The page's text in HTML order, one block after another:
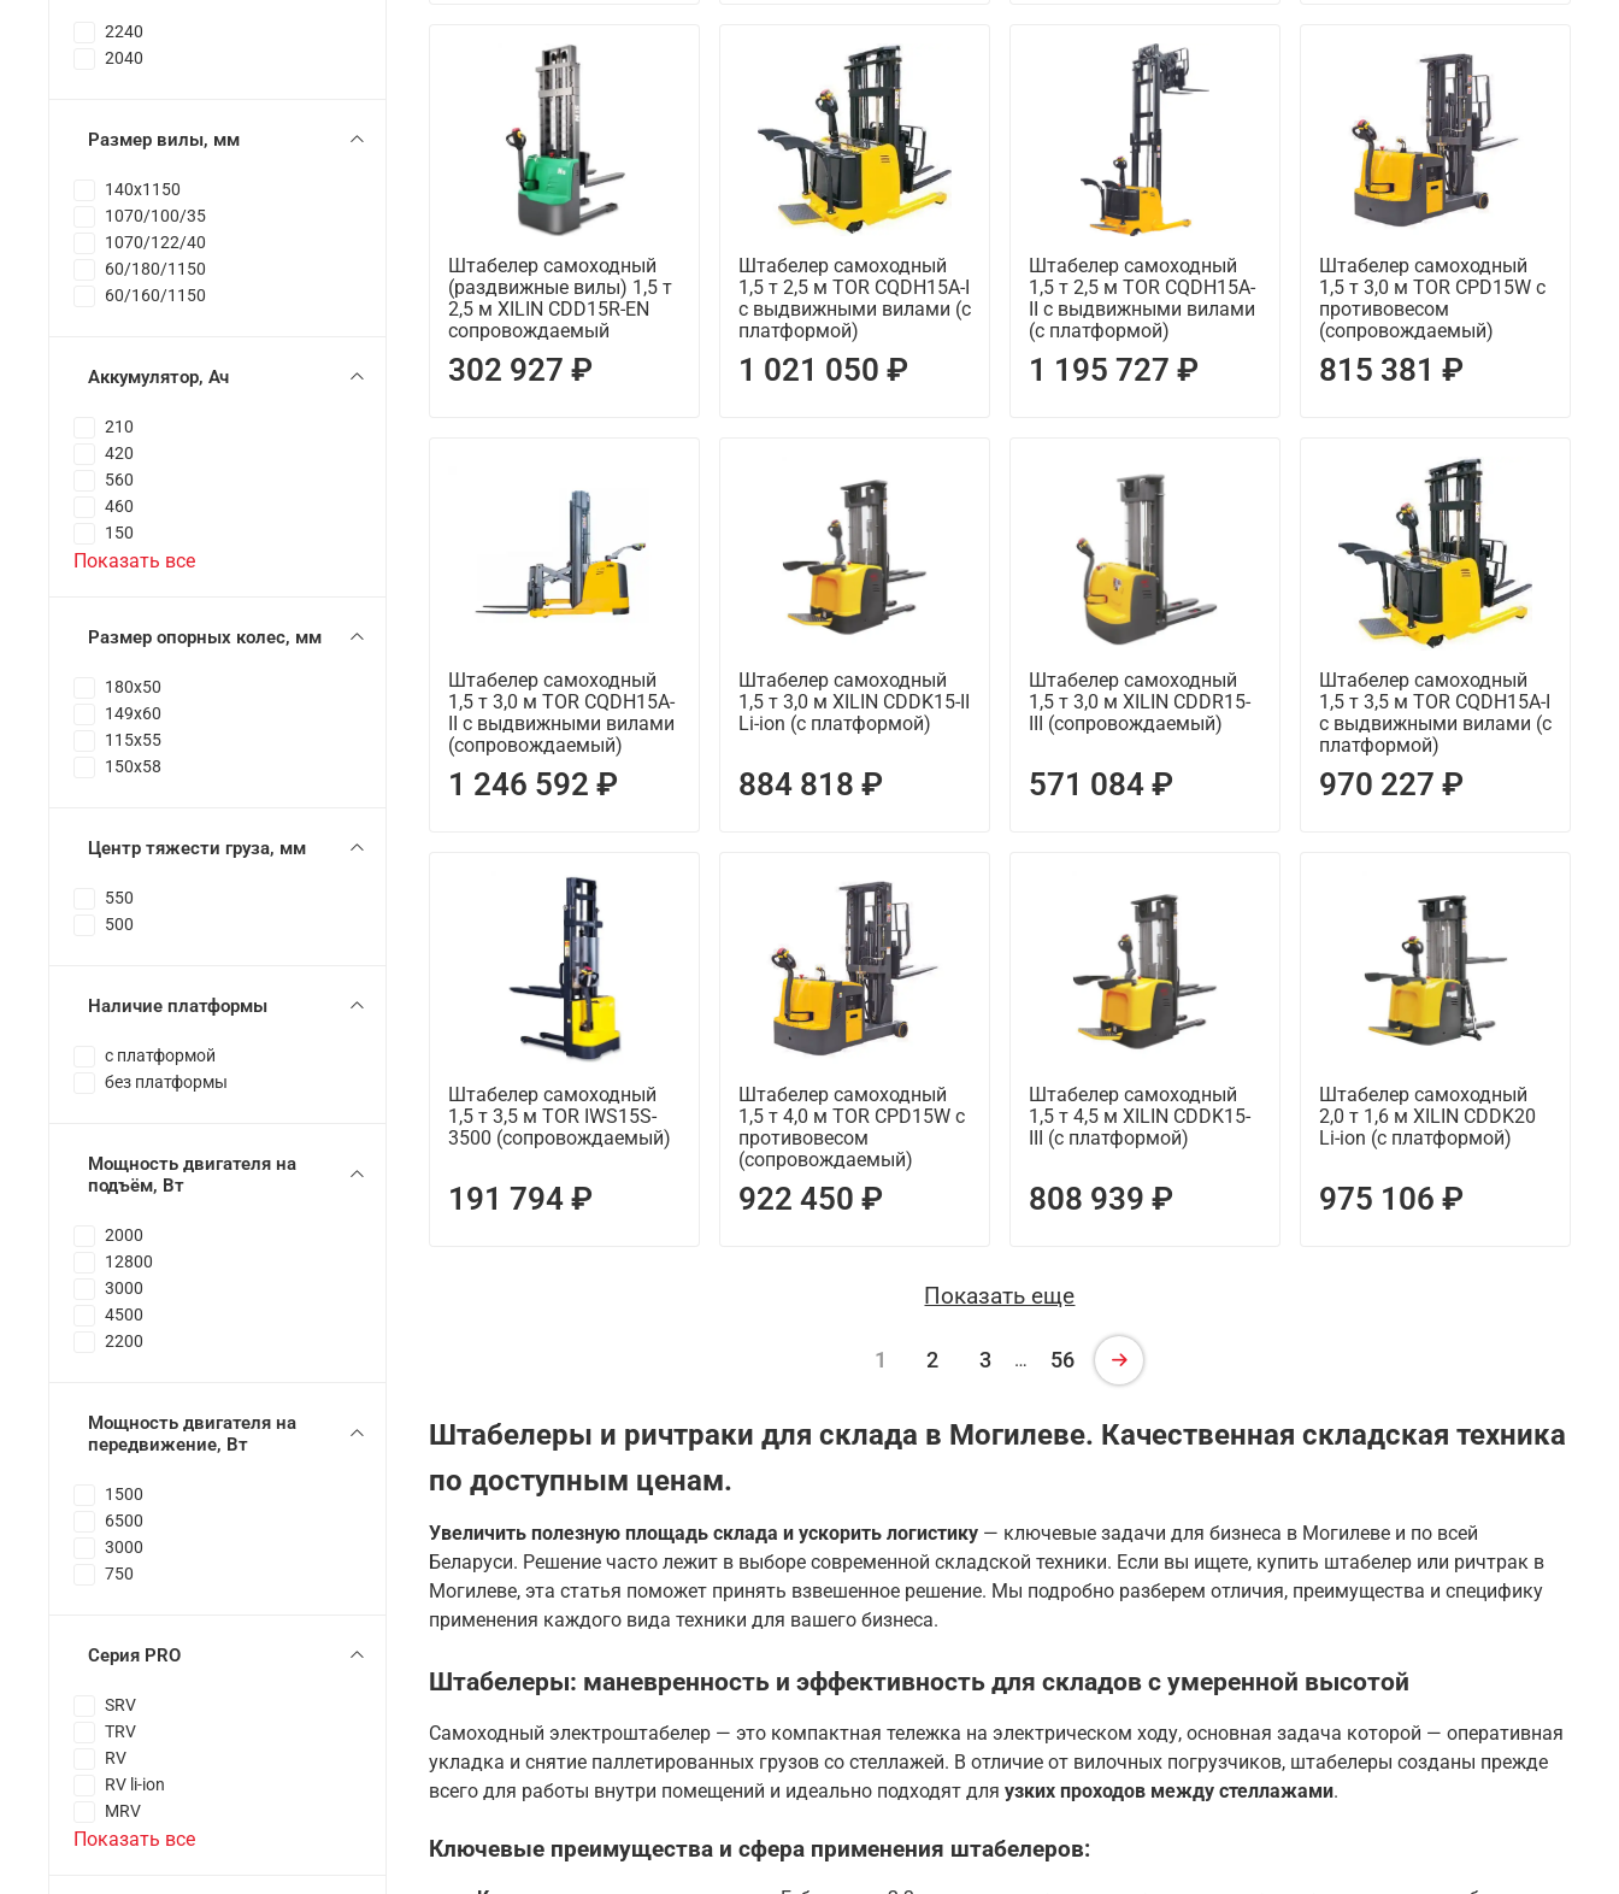
Штабелер самоходный
(раздвижные вилы) 1,5 т
2,5 м XILIN CDD15R-EN
сопровождаемый
302 927 ₽
Штабелер самоходный
1,5 т 2,5 м TOR CQDH15A-I
с выдвижными вилами (c
платформой)
1 021 050 ₽
Штабелер самоходный
1,5 т 2,5 м TOR CQDH15A-
II с выдвижными вилами
(с платформой)
1 195 727 ₽
Штабелер самоходный
1,5 т 3,0 м TOR CPD15W с
противовесом
(сопровождаемый)
815 381 ₽
Штабелер самоходный
1,5 т 3,0 м TOR CQDH15A-
II с выдвижными вилами
(сопровождаемый)
1 246 592 ₽
Штабелер самоходный
1,5 т 3,0 м XILIN CDDK15-II
Li-ion (с платформой)
884 818 ₽
Штабелер самоходный
1,5 т 3,0 м XILIN CDDR15-
III (сопровождаемый)
571 084 ₽
Штабелер самоходный
1,5 т 3,5 м TOR CQDH15A-I
с выдвижными вилами (c
платформой)
970 227 ₽
Штабелер самоходный
1,5 т 3,5 м TOR IWS15S-
3500 (сопровождаемый)
191 794 ₽
Штабелер самоходный
1,5 т 4,0 м TOR CPD15W с
противовесом
(сопровождаемый)
922 450 ₽
Штабелер самоходный
1,5 т 4,5 м XILIN CDDK15-
III (с платформой)
808 939 ₽
Штабелер самоходный
2,0 т 1,6 м XILIN CDDK20
Li-ion (с платформой)
975 106 ₽
Показать еще
1 2 3 … 56
Штабелеры и ричтраки для склада в Могилеве. Качественная складская техника
по доступным ценам.
Увеличить полезную площадь склада и ускорить логистику— ключевые задачи для бизнеса в Могилеве и по всей
Беларуси. Решение часто лежит в выборе современной складской техники. Если вы ищете, купить штабелер или ричтрак в
Могилеве, эта статья поможет принять взвешенное решение. Мы подробно разберем отличия, преимущества и специфику
применения каждого вида техники для вашего бизнеса.
Штабелеры: маневренность и эффективность для складов с умеренной высотой
Самоходный электроштабелер — это компактная тележка на электрическом ходу, основная задача которой — оперативная
укладка и снятие паллетированных грузов со стеллажей. В отличие от вилочных погрузчиков, штабелеры созданы прежде
всего для работы внутри помещений и идеально подходят для узких проходов между стеллажами.
Ключевые преимущества и сфера применения штабелеров:
2240
2040
Размер вилы, мм
140x1150
1070/100/35
1070/122/40
60/180/1150
60/160/1150
Аккумулятор, Ач
210
420
560
460
150
Показать все
Размер опорных колес, мм
180x50
149x60
115x55
150x58
Центр тяжести груза, мм
550
500
Наличие платформы
с платформой
без платформы
Мощность двигателя на
подъём, Вт
2000
12800
3000
4500
2200
Мощность двигателя на
передвижение, Вт
1500
6500
3000
750
Серия PRO
SRV
TRV
RV
RV li-ion
MRV
Показать все